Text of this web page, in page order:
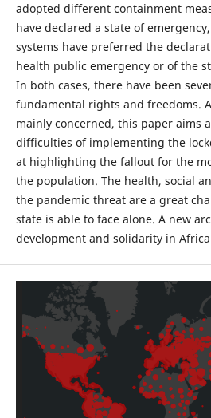
adopted different containment
have declared a state of
systems have preferred the
health public emergency or of the
In both cases, there have been
fundamental rights and freedoms.
mainly concerned, this paper aims
difficulties of implementing the
at highlighting the fallout for the
the population. The health, social
the pandemic threat are a great
state is able to face alone. A new
development and solidarity in